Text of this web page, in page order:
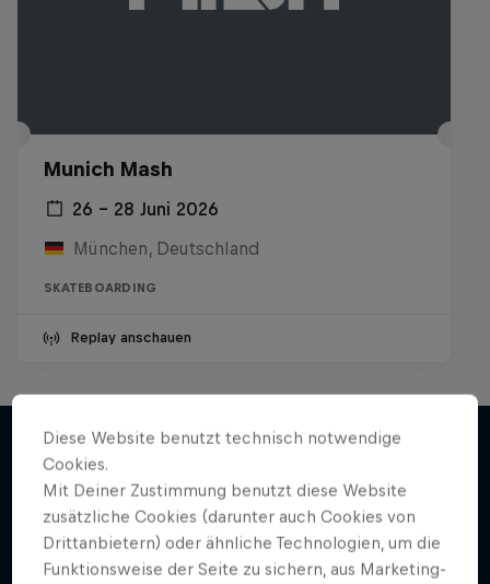
Munich Mash
26 – 28 Juni 2026
München, Deutschland
SKATEBOARDING
Replay anschauen
Mehr davon
Skate Tales
5 Staffel · 26 Folgen
SKATEBOARDING
Diese Website benutzt technisch notwendige
Cookies.
Mit Deiner Zustimmung benutzt diese Website
zusätzliche Cookies (darunter auch Cookies von
Drittanbietern) oder ähnliche Technologien, um die
Funktionsweise der Seite zu sichern, aus Marketing-